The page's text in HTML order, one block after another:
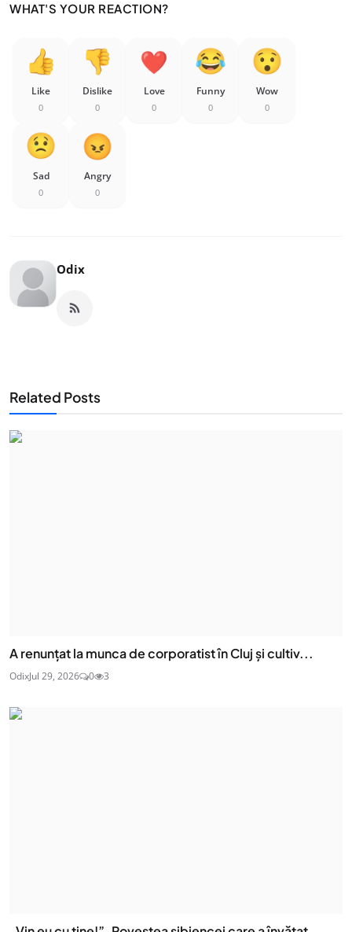
WHAT'S YOUR REACTION?
Like
0
Dislike
0
Love
0
Funny
0
Wow
0
Sad
0
Angry
0
Odix
Related Posts
A renunțat la munca de corporatist în Cluj și cultiv...
OdixJul 29, 2026 0 3